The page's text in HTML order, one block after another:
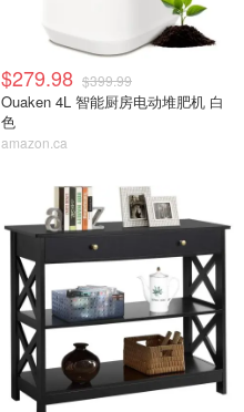
$279.98 $399.99
Ouaken 4L 智能厨房电动堆肥机 白
色
amazon.ca